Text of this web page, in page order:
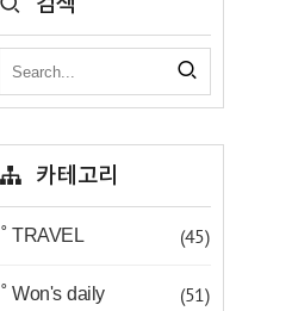
카테고리
˚ TRAVEL (45)
˚ Won's daily (51)